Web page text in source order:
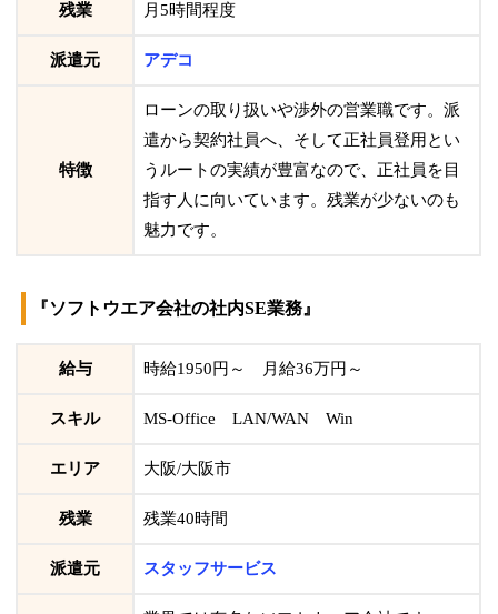
残業 月5時間程度
派遣元 アデコ
特徴
ローンの取り扱いや渉外の営業職です。派
遣から契約社員へ、そして正社員登用とい
うルートの実績が豊富なので、正社員を目
指す人に向いています。残業が少ないのも
魅力です。
『ソフトウエア会社の社内SE業務』
給与 時給1950円～ 月給36万円～
スキル MS-Office LAN/WAN Win
エリア 大阪/大阪市
残業 残業40時間
派遣元 スタッフサービス